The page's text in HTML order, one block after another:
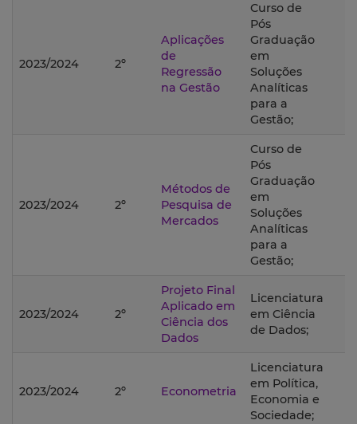
2023/2024 2º
Aplicações
de
Regressão
na Gestão
Curso de
Pós
Graduação
em
Soluções
Analíticas
para a
Gestão;
2023/2024 2º
Métodos de
Pesquisa de
Mercados
Curso de
Pós
Graduação
em
Soluções
Analíticas
para a
Gestão;
2023/2024 2º
Projeto Final
Aplicado em
Ciência dos
Dados
Licenciatura
em Ciência
de Dados;
2023/2024 2º Econometria
Licenciatura
em Política,
Economia e
Sociedade;